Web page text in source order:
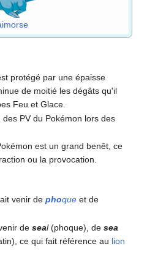
protégé par une épaisse
de moitié les dégâts qu'il
Feu et Glace.
des PV du Pokémon lors des
est un grand benêt, ce
ou la provocation.
venir dephoque et de
deseal(phoque), desea
ce qui fait référence au lion